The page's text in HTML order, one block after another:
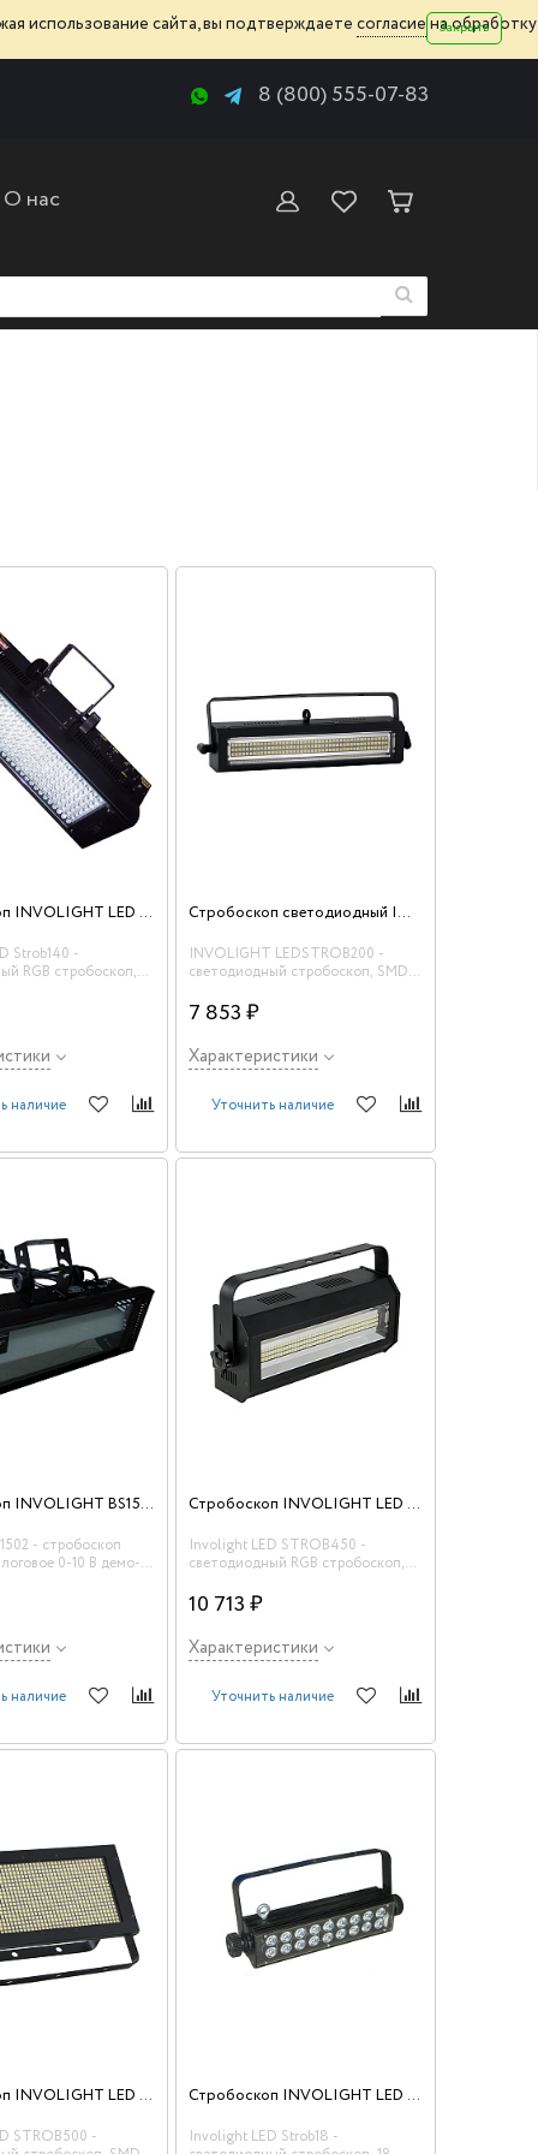
использование сайта, вы подтверждаете согласиена обработку
Закрыть
8 (800) 555-07-83
О нас
Стробоскоп INVOLIGHT LED Strob140
Strob140 -
RGB стробоскоп,
наличие
Стробоскоп светодиодный INVOLIGHT LEDSTROB200
INVOLIGHT LEDSTROB200 -
светодиодный стробоскоп, SMD
7 853 ₽
Характеристики
Уточнить наличие
Стробоскоп INVOLIGHT BS1502
- стробоскоп
0-10 В демо-
наличие
Стробоскоп INVOLIGHT LED STROB450
Involight LED STROB450 -
светодиодный RGB стробоскоп,
10 713 ₽
Характеристики
Уточнить наличие
Стробоскоп INVOLIGHT LED STROB500
STROB500 -
Стробоскоп INVOLIGHT LED Strob18
Involight LED Strob18 -